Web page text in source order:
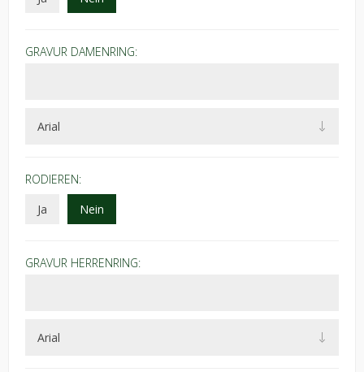
GRAVUR DAMENRING:
RODIEREN:
Ja
Nein
GRAVUR HERRENRING: